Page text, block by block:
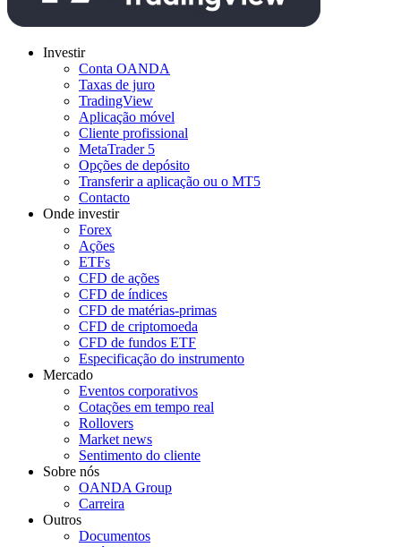
Investir
Conta OANDA
Taxas de juro
TradingView
Aplicação móvel
Cliente profissional
MetaTrader 5
Opções de depósito
Transferir a aplicação ou o MT5
Contacto
Onde investir
Forex
Ações
ETFs
CFD de ações
CFD de índices
CFD de matérias-primas
CFD de criptomoeda
CFD de fundos ETF
Especificação do instrumento
Mercado
Eventos corporativos
Cotações em tempo real
Rollovers
Market news
Sentimento do cliente
Sobre nós
OANDA Group
Carreira
Outros
Documentos